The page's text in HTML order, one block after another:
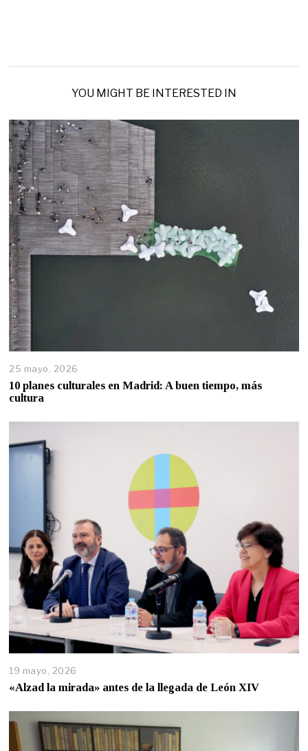
YOU MIGHT BE INTERESTED IN
25 mayo, 2026
10 planes culturales en Madrid: A buen tiempo, más
cultura
19 mayo, 2026
«Alzad la mirada» antes de la llegada de León XIV